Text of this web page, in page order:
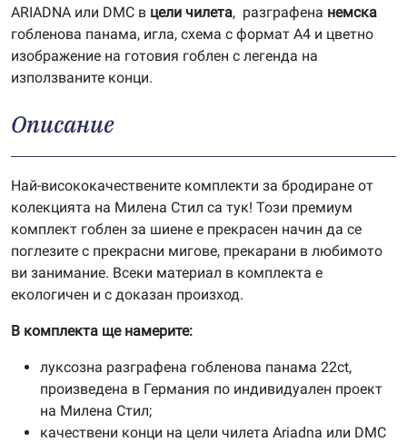
ARIADNA или DMC в цели чилета, разграфена немска
гобленова панама, игла, схема с формат А4 и цветно
изображение на готовия гоблен с легенда на
използваните конци.
Описание
Най-висококачествените комплекти за бродиране от
колекцията на Милена Стил са тук! Този премиум
комплект гоблен за шиене е прекрасен начин да се
поглезите с прекрасни мигове, прекарани в любимото
ви занимание. Всеки материал в комплекта е
екологичен и с доказан произход.
В комплекта ще намерите:
луксозна разграфена гобленова панама 22ct,
произведена в Германия по индивидуален проект
на Милена Стил;
качествени конци на цели чилета Ariadna или DMC